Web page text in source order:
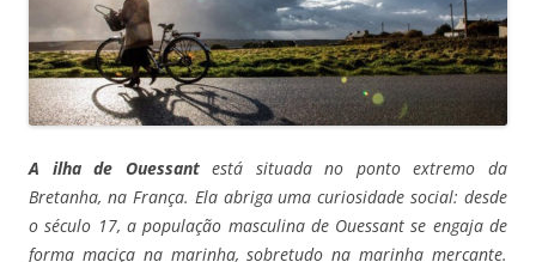
A ilha de Ouessantestá situada no ponto extremo da
Bretanha, na França. Ela abriga uma curiosidade social: desde
o século 17, a população masculina de Ouessant se engaja de
forma maciça na marinha, sobretudo na marinha mercante.